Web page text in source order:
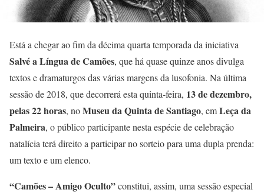
Está a chegar ao fim da décima quarta temporada da iniciativa
Salvé a Língua de Camões, que há quase quinze anos divulga
textos e dramaturgos das várias margens da lusofonia. Na última
sessão de 2018, que decorrerá esta quinta-feira, 13 de dezembro,
pelas 22 horas, noMuseu da Quinta de Santiago, emLeça da
Palmeira, o público participante nesta espécie de celebração
natalícia terá direito a participar no sorteio para uma dupla prenda:
um texto e um elenco.
“Camões – Amigo Oculto”constitui, assim, uma sessão especial